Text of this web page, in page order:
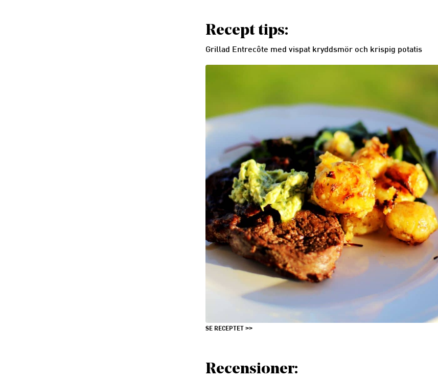
Recept tips:
Grillad Entrecôte med vispat kryddsmör och krispig potatis
SE RECEPTET
Recensioner: